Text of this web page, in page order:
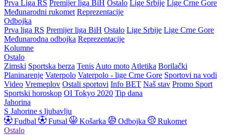
Prva Liga RS Premijer liga BiH Ostalo Lige Srbije Lige Crne Gore
Međunarodni rukomet Reprezentacije
Odbojka
Prva liga RS Premijer liga BiH Ostalo Lige Srbije Lige Crne Gore
Međunarodna odbojka Reprezentacije
Kolumne
Ostalo
Zimski Sportska berza Tenis Auto moto Atletika Borilački
Planinarenje Vaterpolo Vaterpolo - lige Crne Gore Sportovi na vodi
Video Vremeplov Ostali sportovi Info BET Naš stav Promo Sport
Sportski horoskop OI Tokyo 2020 Tip dana
Jahorina
S Jahorine s ljubavlju
Fudbal
Futsal Košarka Odbojka
Rukomet
Ostalo